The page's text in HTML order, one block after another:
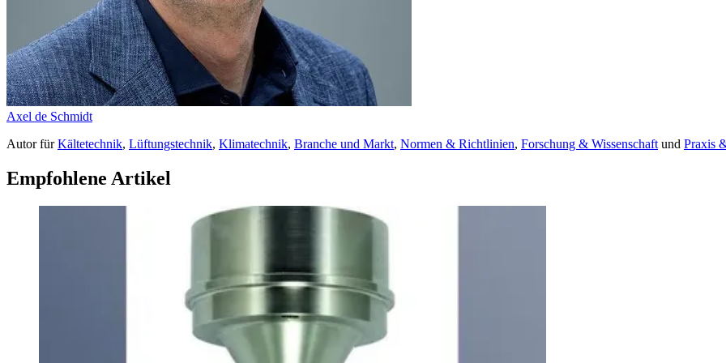
Axel de Schmidt
AutorfürKältetechnik, Lüftungstechnik, Klimatechnik, Branche und Markt, Normen & Richtlinien, Forschung & Wissenschaft und Praxis
Empfohlene Artikel